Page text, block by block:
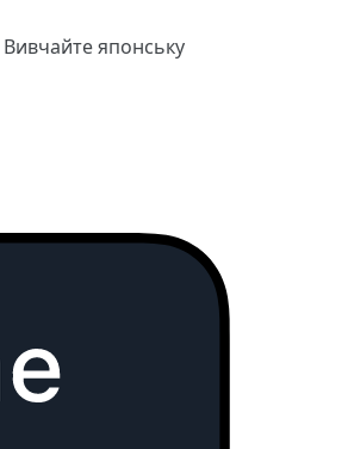
Вивчайте японську